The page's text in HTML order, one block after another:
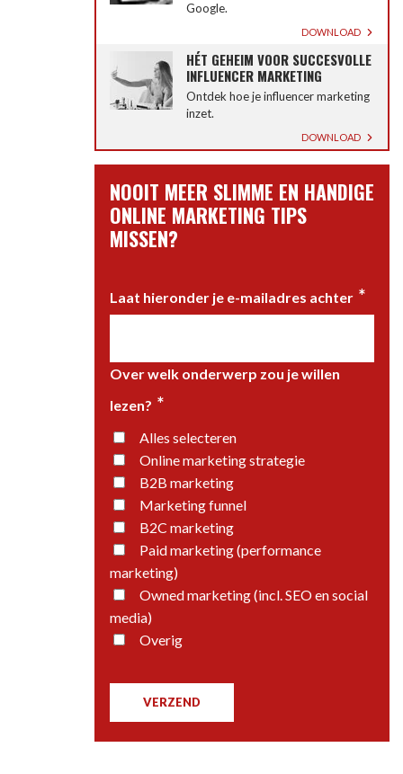
Google.
DOWNLOAD
HÉT GEHEIM VOOR SUCCESVOLLE
INFLUENCER MARKETING
Ontdek hoe je influencer marketing
inzet.
DOWNLOAD
NOOIT MEER SLIMME EN HANDIGE
ONLINE MARKETING TIPS
MISSEN?
Laat hieronder je e-mailadres achter *
Over welk onderwerp zou je willen
lezen? *
Alles selecteren
Online marketing strategie
B2B marketing
Marketing funnel
B2C marketing
Paid marketing (performance
marketing)
Owned marketing (incl. SEO en social
media)
Overig
VERZEND